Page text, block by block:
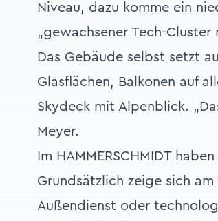
Niveau, dazu komme ein
„gewachsener Tech-
Das Gebäude selbst setzt
Glasflächen, Balkonen auf
Skydeck mit Alpenblick.
Meyer.
Im HAMMERSCHMIDT
Grundsätzlich zeige sich
Außendienst oder